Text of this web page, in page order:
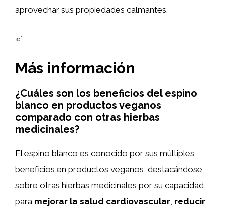
aprovechar sus propiedades calmantes.
«`
Más información
¿Cuáles son los beneficios del espino
blanco en productos veganos
comparado con otras hierbas
medicinales?
El espino blanco es conocido por sus múltiples
beneficios en productos veganos, destacándose
sobre otras hierbas medicinales por su capacidad
para mejorar la salud cardiovascular, reducir